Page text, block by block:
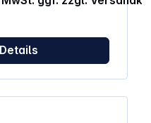
nachvollziehbar
Carrera
ein
wegen
Details